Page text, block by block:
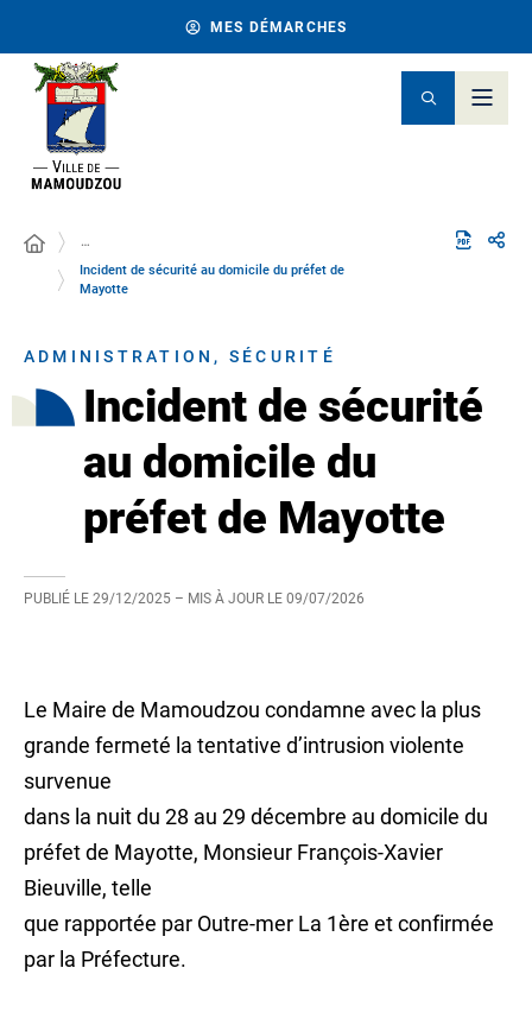
MES DÉMARCHES
…
Incident de sécurité au domicile du préfet de
Mayotte
ADMINISTRATION, SÉCURITÉ
Incident de sécurité
au domicile du
préfet de Mayotte
PUBLIÉ LE 29/12/2025 – MIS À JOUR LE 09/07/2026
Le Maire de Mamoudzou condamne avec la plus
grande fermeté la tentative d’intrusion violente
survenue
dans la nuit du 28 au 29 décembre au domicile du
préfet de Mayotte, Monsieur François-Xavier
Bieuville, telle
que rapportée par Outre-mer La 1ère et confirmée
par la Préfecture.